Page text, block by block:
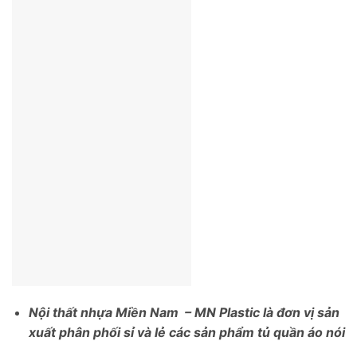
Nội thất nhựa Miền Nam – MN Plastic là đơn vị sản
xuất phân phối sỉ và lẻ các sản phẩm tủ quần áo nói